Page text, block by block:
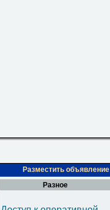
Разместить объявление
Разное